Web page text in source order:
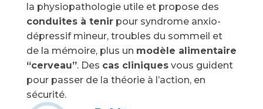
la physiopathologie utile et propose des
conduites à tenirpour syndrome anxio-
dépressif mineur, troubles du sommeil et
de la mémoire, plus un modèle alimentaire
“cerveau”. Des cas cliniquesvous guident
pour passer de la théorie à l’action, en
sécurité.